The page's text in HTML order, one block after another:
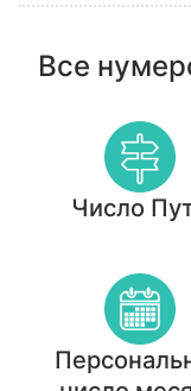
Все
Число